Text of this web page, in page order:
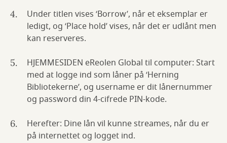
Under titlen vises ‘Borrow’, når et eksemplar er
ledigt, og ‘Place hold’ vises, når det er udlånt men
kan reserveres.
HJEMMESIDEN eReolen Global til computer: Start
med at logge ind som låner på ‘Herning
Bibliotekerne’, og username er dit lånernummer
og password din 4-cifrede PIN-kode.
Herefter: Dine lån vil kunne streames, når du er
på internettet og logget ind.